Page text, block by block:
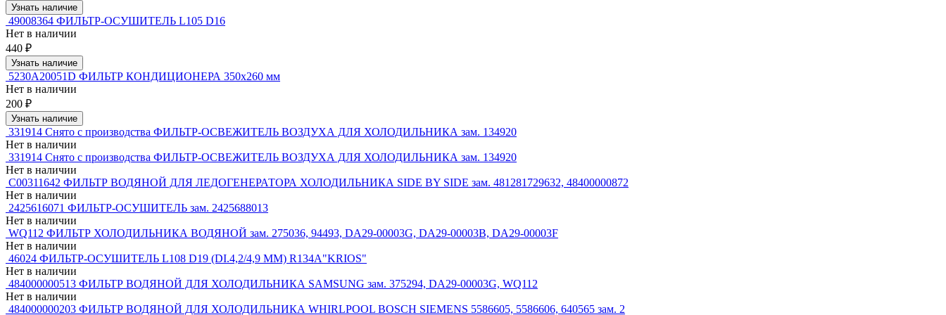
Узнать наличие
49008364 ФИЛЬТР-ОСУШИТЕЛЬ L105 D16
Нет в наличии
440 ₽
Узнать наличие
5230A20051D ФИЛЬТР КОНДИЦИОНЕРА 350x260 мм
Нет в наличии
200 ₽
Узнать наличие
331914 Снято с производства ФИЛЬТР-ОСВЕЖИТЕЛЬ ВОЗДУХА ДЛЯ ХОЛОДИЛЬНИКА зам. 134920
Нет в наличии
331914 Снято с производства ФИЛЬТР-ОСВЕЖИТЕЛЬ ВОЗДУХА ДЛЯ ХОЛОДИЛЬНИКА зам. 134920
Нет в наличии
C00311642 ФИЛЬТР ВОДЯНОЙ ДЛЯ ЛЕДОГЕНЕРАТОРА ХОЛОДИЛЬНИКА SIDE BY SIDE зам. 481281729632, 48400000872
Нет в наличии
2425616071 ФИЛЬТР-ОСУШИТЕЛЬ зам. 2425688013
Нет в наличии
WQ112 ФИЛЬТР ХОЛОДИЛЬНИКА ВОДЯНОЙ зам. 275036, 94493, DA29-00003G, DA29-00003B, DA29-00003F
Нет в наличии
46024 ФИЛЬТР-ОСУШИТЕЛЬ L108 D19 (DI.4,2/4,9 MM) R134A"KRIOS"
Нет в наличии
484000000513 ФИЛЬТР ВОДЯНОЙ ДЛЯ ХОЛОДИЛЬНИКА SAMSUNG зам. 375294, DA29-00003G, WQ112
Нет в наличии
484000000203 ФИЛЬТР ВОДЯНОЙ ДЛЯ ХОЛОДИЛЬНИКА WHIRLPOOL BOSCH SIEMENS 5586605, 5586606, 640565 зам. 2